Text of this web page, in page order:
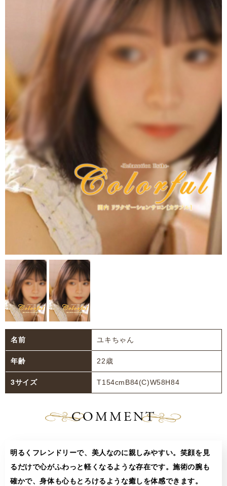
名前 ユキちゃん
年齢 22歳
3サイズ T154cmB84(C)W58H84
COMMENT
明るくフレンドリーで、美人なのに親しみやすい。笑顔を見
るだけで心がふわっと軽くなるような存在です。施術の腕も
確かで、身体も心もとろけるような癒しを体感できます。